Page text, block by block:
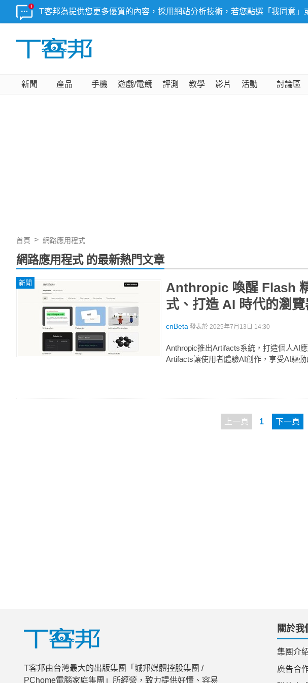
T客邦為提供您更多優質的內容，採用網站分析技術，若您點選「我同意
新聞 產品 手機 遊戲/電競 評測 教學 影片 活動 討論區
首頁 網路應用程式
網路應用程式 的最新熱門文章
新聞
Anthropic 喚醒 Flash
式、打造 AI 時代的瀏
cnBeta 發表於 2025年7月13日 14:30
Anthropic推出Artifacts系統，打造個人AI
Artifacts讓使用者體驗AI創作，享受AI驅動
上一頁 1 下一頁
T客邦由台灣最大的出版集團「城邦媒體控股集團 /
PChome電腦家庭集團」所經營，致力提供好懂、容易
關於我
集團介
廣告合